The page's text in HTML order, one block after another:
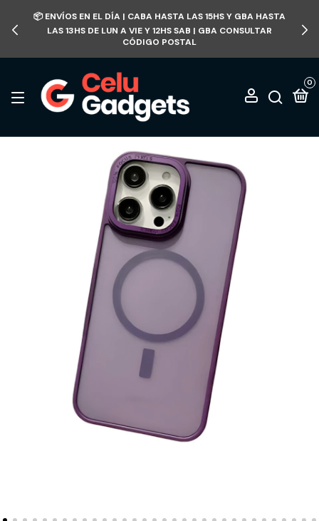
📦 ENVÍOS EN EL DÍA | CABA HASTA LAS 15HS Y GBA HASTA
LAS 13HS DE LUN A VIE Y 12HS SAB | GBA CONSULTAR
CÓDIGO POSTAL
0